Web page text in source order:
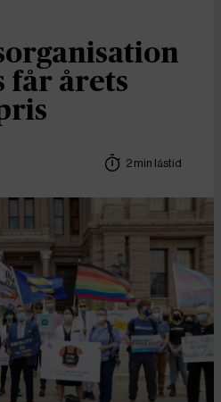
får årets
2 min lästid